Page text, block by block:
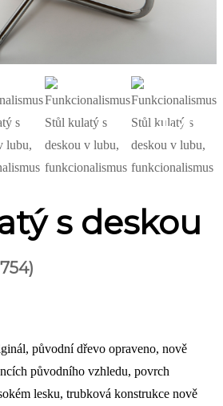
+4
s deskou
původní dřevo opraveno, nově
původního vzhledu, povrch
lesku, trubková konstrukce nově